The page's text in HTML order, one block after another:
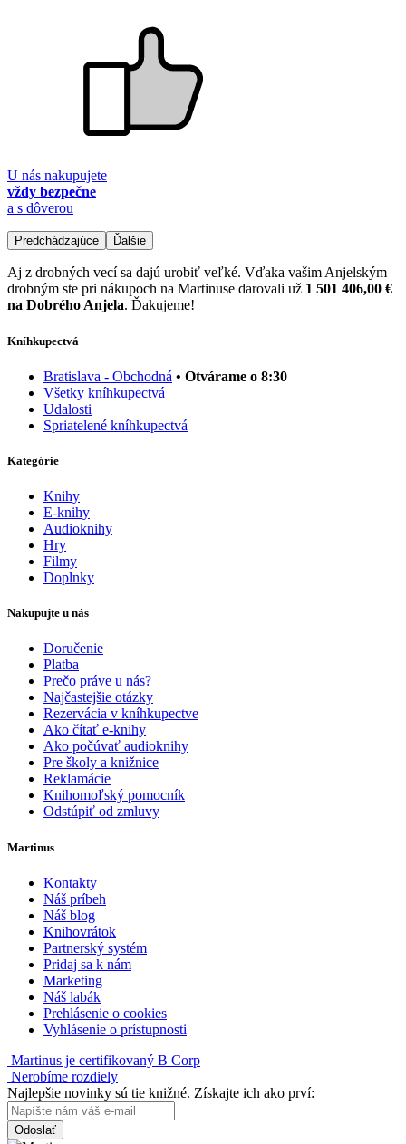
U nás nakupujete
vždy bezpečne
a s dôverou
Predchádzajúce Ďalšie
Aj z drobných vecí sa dajú urobiť veľké. Vďaka vašim Anjelským
drobným ste pri nákupoch na Martinuse darovali už 1 501 406,00 €
na Dobrého Anjela. Ďakujeme!
Kníhkupectvá
Bratislava - Obchodná • Otvárame o 8:30
Všetky kníhkupectvá
Udalosti
Spriatelené kníhkupectvá
Kategórie
Knihy
E-knihy
Audioknihy
Hry
Filmy
Doplnky
Nakupujte u nás
Doručenie
Platba
Prečo práve u nás?
Najčastejšie otázky
Rezervácia v kníhkupectve
Ako čítať e-knihy
Ako počúvať audioknihy
Pre školy a knižnice
Reklamácie
Knihomoľský pomocník
Odstúpiť od zmluvy
Martinus
Kontakty
Náš príbeh
Náš blog
Knihovrátok
Partnerský systém
Pridaj sa k nám
Marketing
Náš labák
Prehlásenie o cookies
Vyhlásenie o prístupnosti
Martinus je certifikovaný B Corp
Nerobíme rozdiely
Najlepšie novinky sú tie knižné. Získajte ich ako prví:
Odoslať